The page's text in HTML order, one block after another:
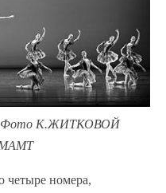
Фото К.ЖИТКОВОЙ
МАМТ
четыре номера,